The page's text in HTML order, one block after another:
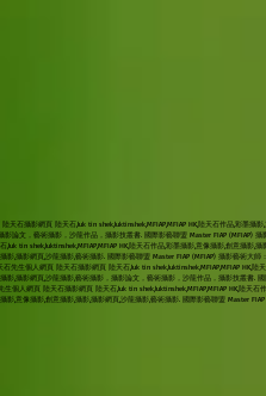
天石攝影網頁 陸天石,luk tin shek,luktinshek,MFIAP,MFIAP HK,陸天石作品,彩墨
論文，藝術攝影，沙龍作品，攝影技叢書. 國際影藝聯盟 Master FIAP (MFIAP)
tin shek,luktinshek,MFIAP,MFIAP HK,陸天石作品,彩墨攝影,意像攝影,創意攝
攝影,攝影網頁,沙龍攝影,藝術攝影. 國際影藝聯盟 Master FIAP (MFIAP) 攝影藝術
先生個人網頁 陸天石攝影網頁 陸天石,luk tin shek,luktinshek,MFIAP,MFIAP
攝影,攝影網頁,沙龍攝影,藝術攝影，攝影論文，藝術攝影，沙龍作品，攝影技叢
個人網頁 陸天石攝影網頁 陸天石,luk tin shek,luktinshek,MFIAP,MFIAP HK,陸
影,意像攝影,創意攝影,攝影,攝影網頁,沙龍攝影,藝術攝影. 國際影藝聯盟 Master